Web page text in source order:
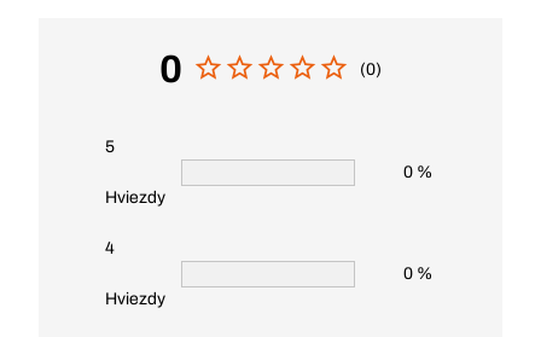
0 (0)
5
Hviezdy
0 %
4
Hviezdy
0 %